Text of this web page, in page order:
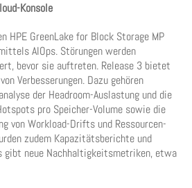
Konsole
HPE GreenLake for Block Storage MP
AIOps. Störungen werden
bevor sie auftreten. Release 3 bietet
Verbesserungen. Dazu gehören
der Headroom-Auslastung und die
pro Speicher-Volume sowie die
von Workload-Drifts und Ressourcen-
zudem Kapazitätsberichte und
gibt neue Nachhaltigkeitsmetriken, etwa